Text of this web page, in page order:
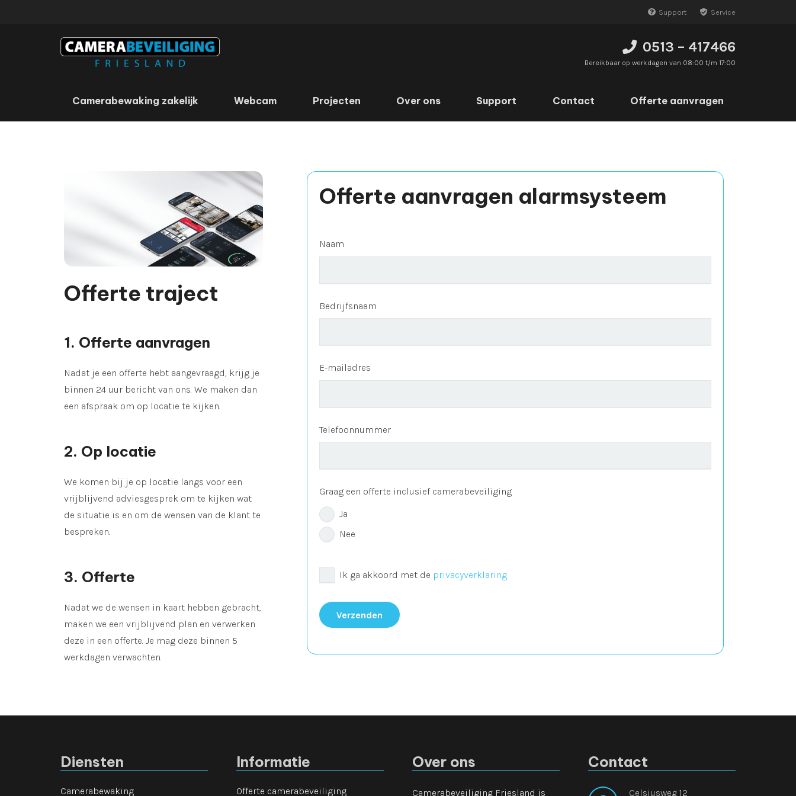
Support Service
0513 – 417466
Bereikbaar op werkdagen van 08:00 t/m 17:00
Camerabewaking zakelijk Webcam Projecten Over ons Support Contact Offerte aanvragen
Offerte traject
1. Offerte aanvragen
Nadat je een offerte hebt aangevraagd, krijg je
binnen 24 uur bericht van ons. We maken dan
een afspraak om op locatie te kijken.
2. Op locatie
We komen bij je op locatie langs voor een
vrijblijvend adviesgesprek om te kijken wat
de situatie is en om de wensen van de klant te
bespreken.
3. Offerte
Nadat we de wensen in kaart hebben gebracht,
maken we een vrijblijvend plan en verwerken
deze in een offerte. Je mag deze binnen 5
werkdagen verwachten.
Offerte aanvragen alarmsysteem
Naam
Bedrijfsnaam
E-mailadres
Telefoonnummer
Graag een offerte inclusief camerabeveiliging
Ja
Nee
Ik ga akkoord met de privacyverklaring
Diensten
Camerabewaking
Informatie
Offerte camerabeveiliging
Over ons
Camerabeveiliging Friesland is
Contact
Celsiusweg 12